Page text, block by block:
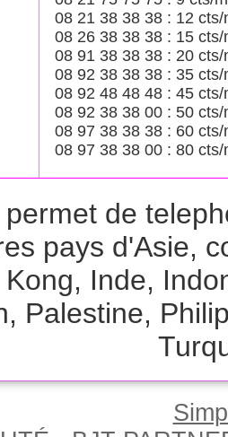
08 21 38 38 38 : 12 cts/
08 26 38 38 38 : 15 cts/
08 91 38 38 38 : 20 cts/
08 92 38 38 38 : 35 cts/
08 92 48 48 48 : 45 cts/
08 92 38 38 00 : 50 cts/
08 97 38 38 38 : 60 cts/
08 97 38 38 00 : 80 cts/
permet de
pays d'Asie,
, Inde,
, Palestine,